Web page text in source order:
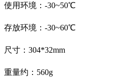
使用环境：-30~50℃
存放环境：-30~60℃
尺寸：304*32mm
重量约：560g